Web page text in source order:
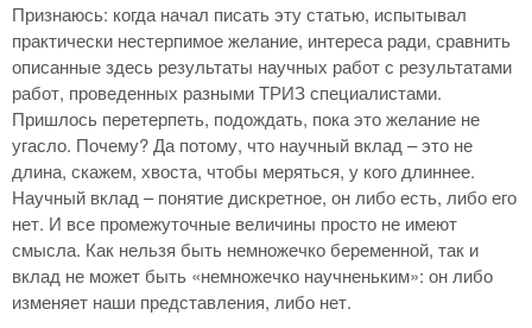
Признаюсь: когда начал писать эту статью, испытывал
практически нестерпимое желание, интереса ради, сравнить
описанные здесь результаты научных работ с результатами
работ, проведенных разными ТРИЗ специалистами.
Пришлось перетерпеть, подождать, пока это желание не
угасло. Почему? Да потому, что научный вклад – это не
длина, скажем, хвоста, чтобы меряться, у кого длиннее.
Научный вклад – понятие дискретное, он либо есть, либо его
нет. И все промежуточные величины просто не имеют
смысла. Как нельзя быть немножечко беременной, так и
вклад не может быть «немножечко научненьким»: он либо
изменяет наши представления, либо нет.